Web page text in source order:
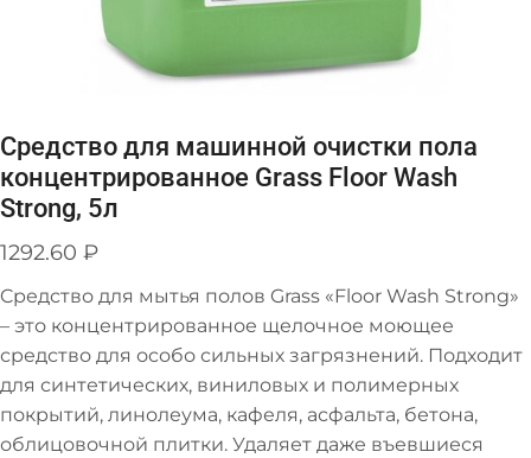
Средство для машинной очистки пола
концентрированное Grass Floor Wash
Strong, 5л
1292.60 ₽
Cредство для мытья полов Grass «Floor Wash Strong»
– это концентрированное щелочное моющее
средство для особо сильных загрязнений. Подходит
для синтетических, виниловых и полимерных
покрытий, линолеума, кафеля, асфальта, бетона,
облицовочной плитки. Удаляет даже въевшиеся